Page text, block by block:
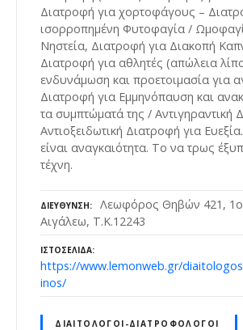
Διατροφή για χορτοφάγους –
ισορροπημένη Φυτοφαγία /
Νηστεία, Διατροφή για Διακοπή
Διατροφή για αθλητές (απώλεια
ενδυνάμωση και προετοιμασία για
Διατροφή για Εμμηνόπαυση και
τα συμπτώματά της / Αντιγηραντική
Αντιοξειδωτική Διατροφή για
είναι αναγκαιότητα. Το να τρως
τέχνη.
ΔΙΕΎΘΥΝΣΗ
Λεωφόρος Θηβών 421,
Αιγάλεω, Τ.Κ.12243
ΙΣΤΟΣΕΛΊΔΑ
https://www.lemonweb.gr/
inos/
ΔΙΑΙΤΟΛΌΓΟΙ-ΔΙΑΤΡΟΦΟΛΌΓΟΙ